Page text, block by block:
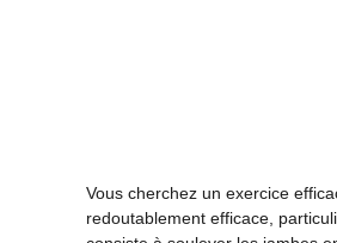
Vous cherchez un exercice
redoutablement efficace,